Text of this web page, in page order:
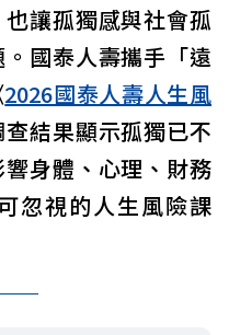
讓孤獨感與社會孤
國泰人壽攜手「遠
2026國泰人壽人生風
結果顯示孤獨已不
身體、心理、財務
忽視的人生風險課